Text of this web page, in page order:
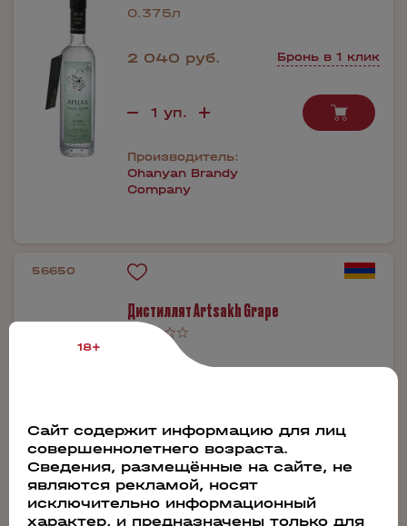
0.375л
2 040 руб. Бронь в 1 клик
Производитель:
Ohanyan Brandy
Company
56650
Дистиллят Artsakh Grape
Производитель:
Ohanyan Brandy
18+
Сайт содержит информацию для лиц
совершеннолетнего возраста.
Сведения, размещённые на сайте, не
являются рекламой, носят
исключительно информационный
характер, и предназначены только для